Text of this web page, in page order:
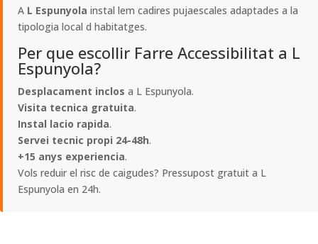
A L Espunyola instal lem cadires pujaescales adaptades a la
tipologia local d habitatges.
Per que escollir Farre Accessibilitat a L
Espunyola?
Desplacament inclos a L Espunyola.
Visita tecnica gratuita.
Instal lacio rapida.
Servei tecnic propi 24-48h.
+15 anys experiencia.
Vols reduir el risc de caigudes? Pressupost gratuit a L
Espunyola en 24h.